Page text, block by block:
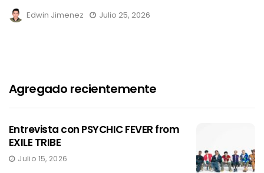
Edwin Jimenez Julio 25, 2026
Agregado recientemente
Entrevista con PSYCHIC FEVER from
EXILE TRIBE
Julio 15, 2026